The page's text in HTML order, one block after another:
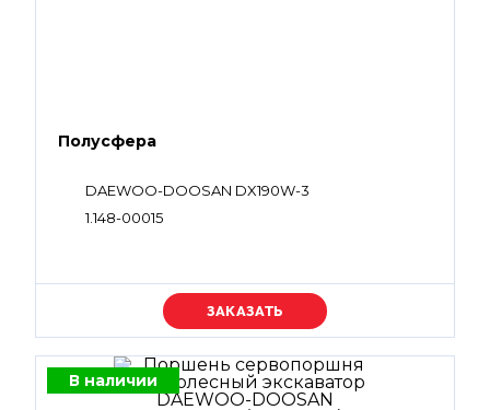
Полусфера
DAEWOO-DOOSAN DX190W-3
1.148-00015
Уточняйте цену
В наличии